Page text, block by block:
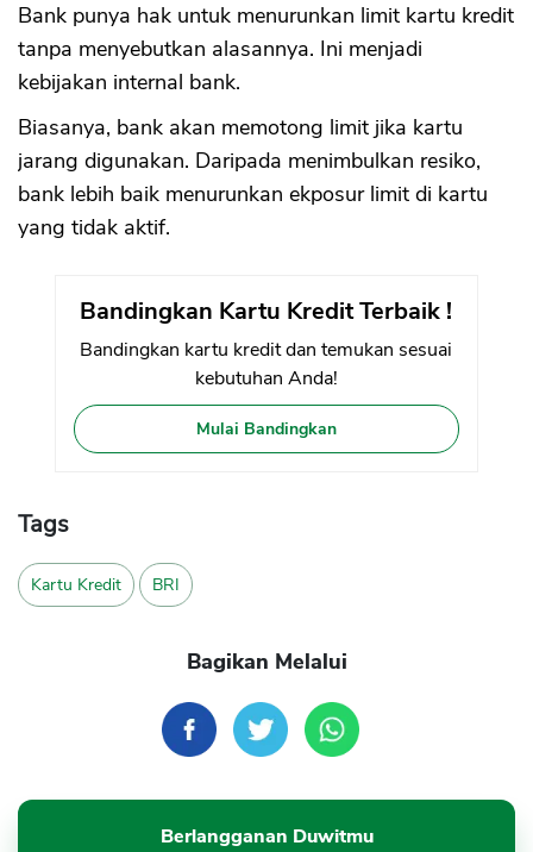
Bank punya hak untuk menurunkan limit kartu kredit
tanpa menyebutkan alasannya. Ini menjadi
kebijakan internal bank.
Biasanya, bank akan memotong limit jika kartu
jarang digunakan. Daripada menimbulkan resiko,
bank lebih baik menurunkan ekposur limit di kartu
yang tidak aktif.
Bandingkan Kartu Kredit Terbaik !
Bandingkan kartu kredit dan temukan sesuai
kebutuhan Anda!
Mulai Bandingkan
Tags
Kartu Kredit BRI
Bagikan Melalui
Berlangganan Duwitmu